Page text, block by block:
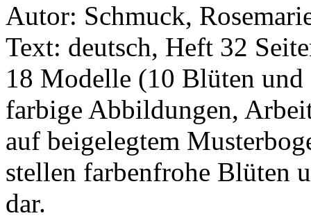
Autor: Schmuck,
Text: deutsch, Heft 32
18 Modelle (10 Blüten
farbige Abbildungen,
auf beigelegtem
stellen farbenfrohe Blüten
dar.